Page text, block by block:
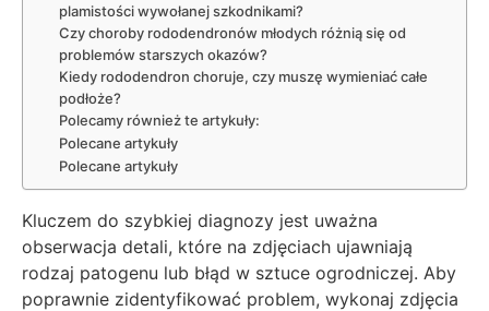
plamistości wywołanej szkodnikami?
Czy choroby rododendronów młodych różnią się od
problemów starszych okazów?
Kiedy rododendron choruje, czy muszę wymieniać całe
podłoże?
Polecamy również te artykuły:
Polecane artykuły
Polecane artykuły
Kluczem do szybkiej diagnozy jest uważna
obserwacja detali, które na zdjęciach ujawniają
rodzaj patogenu lub błąd w sztuce ogrodniczej. Aby
poprawnie zidentyfikować problem, wykonaj zdjęcia